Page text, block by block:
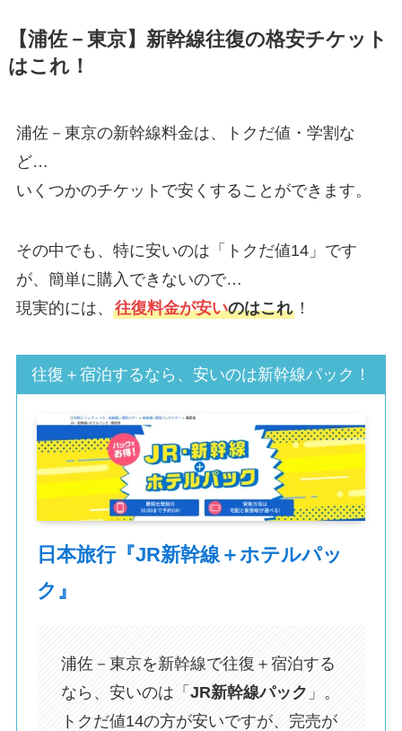
【浦佐－東京】新幹線往復の格安チケット
はこれ！
浦佐－東京の新幹線料金は、トクだ値・学割な
ど…
いくつかのチケットで安くすることができます。
その中でも、特に安いのは「トクだ値14」です
が、簡単に購入できないので…
現実的には、 往復料金が安いのはこれ！
往復＋宿泊するなら、安いのは新幹線パック！
日本旅行『JR新幹線＋ホテルパッ
ク』
浦佐－東京を新幹線で往復＋宿泊する
なら、安いのは「JR新幹線パック 」。
トクだ値14の方が安いですが、完売が